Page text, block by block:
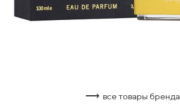
⟶ все товары бренда